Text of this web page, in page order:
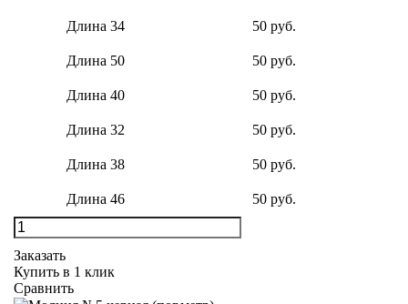
Длина 34 50 руб.
Длина 50 50 руб.
Длина 40 50 руб.
Длина 32 50 руб.
Длина 38 50 руб.
Длина 46 50 руб.
Заказать
Купить в 1 клик
Сравнить